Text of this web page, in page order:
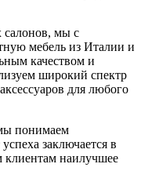
салонов, мы с
мебель из Италии и
качеством и
широкий спектр
для любого
понимаем
заключается в
клиентам наилучшее